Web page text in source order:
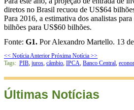
diretos no Brasil recuou de US$64
Para 2016, a estimativa dos analistas
bilhões para US$60 bilhões.
Fonte: G1. Por Alexandro Martello. 13
<< Notícia Anterior Próxima Notícia >>
Tags: PIB, juros, câmbio, IPCA, Banco Central,
Últimas Notícias